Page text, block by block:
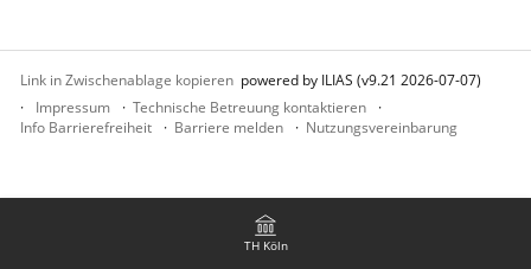
TH Köln
Link in Zwischenablage kopieren powered by ILIAS (v9.21 2026-07-07)
Impressum
Technische Betreuung kontaktieren
Info Barrierefreiheit
Barriere melden Nutzungsvereinbarung